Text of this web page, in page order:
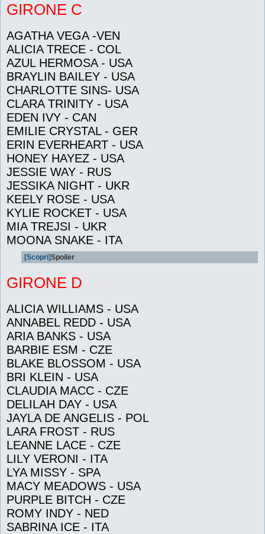
GIRONE C
AGATHA VEGA -VEN
ALICIA TRECE - COL
AZUL HERMOSA - USA
BRAYLIN BAILEY - USA
CHARLOTTE SINS- USA
CLARA TRINITY - USA
EDEN IVY - CAN
EMILIE CRYSTAL - GER
ERIN EVERHEART - USA
HONEY HAYEZ - USA
JESSIE WAY - RUS
JESSIKA NIGHT - UKR
KEELY ROSE - USA
KYLIE ROCKET - USA
MIA TREJSI - UKR
MOONA SNAKE - ITA
[Scopri]Spoiler
GIRONE D
ALICIA WILLIAMS - USA
ANNABEL REDD - USA
ARIA BANKS - USA
BARBIE ESM - CZE
BLAKE BLOSSOM - USA
BRI KLEIN - USA
CLAUDIA MACC - CZE
DELILAH DAY - USA
JAYLA DE ANGELIS - POL
LARA FROST - RUS
LEANNE LACE - CZE
LILY VERONI - ITA
LYA MISSY - SPA
MACY MEADOWS - USA
PURPLE BITCH - CZE
ROMY INDY - NED
SABRINA ICE - ITA